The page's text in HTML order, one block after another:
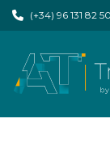
(+34) 96 131 82 50